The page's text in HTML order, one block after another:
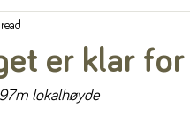
er klar
lokalhøyde